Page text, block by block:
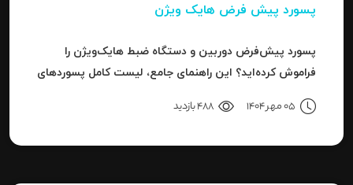
پسورد پیش فرض هایک ویژن
پسورد پیش‌فرض دوربین و دستگاه ضبط هایک‌ویژن را
فراموش کرده‌اید؟ این راهنمای جامع، لیست کامل پسوردهای
"Invalid Password" را آموزش می‌دهد.
05 مهر 1404 488 بازدید